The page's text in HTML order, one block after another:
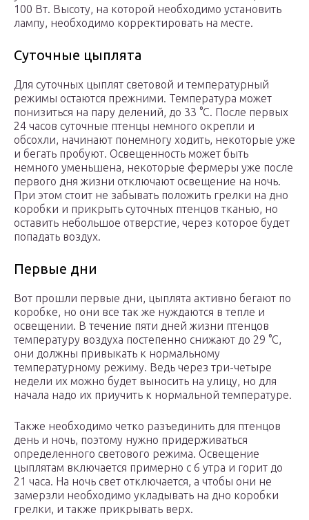
100 Вт. Высоту, на которой необходимо установить
лампу, необходимо корректировать на месте.
Суточные цыплята
Для суточных цыплят световой и температурный
режимы остаются прежними. Температура может
понизиться на пару делений, до 33 °C. После первых
24 часов суточные птенцы немного окрепли и
обсохли, начинают понемногу ходить, некоторые уже
и бегать пробуют. Освещенность может быть
немного уменьшена, некоторые фермеры уже после
первого дня жизни отключают освещение на ночь.
При этом стоит не забывать положить грелки на дно
коробки и прикрыть суточных птенцов тканью, но
оставить небольшое отверстие, через которое будет
попадать воздух.
Первые дни
Вот прошли первые дни, цыплята активно бегают по
коробке, но они все так же нуждаются в тепле и
освещении. В течение пяти дней жизни птенцов
температуру воздуха постепенно снижают до 29 °C,
они должны привыкать к нормальному
температурному режиму. Ведь через три-четыре
недели их можно будет выносить на улицу, но для
начала надо их приучить к нормальной температуре.
Также необходимо четко разъединить для птенцов
день и ночь, поэтому нужно придерживаться
определенного светового режима. Освещение
цыплятам включается примерно с 6 утра и горит до
21 часа. На ночь свет отключается, а чтобы они не
замерзли необходимо укладывать на дно коробки
грелки, и также прикрывать верх.